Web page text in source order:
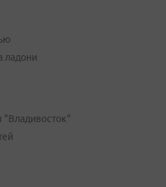
ладони
"Владивосток"